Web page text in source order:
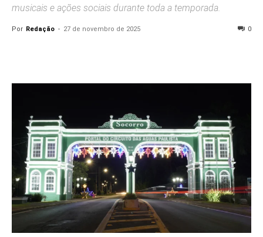
musicais e ações sociais durante toda a temporada.
Por Redação - 27 de novembro de 2025 0